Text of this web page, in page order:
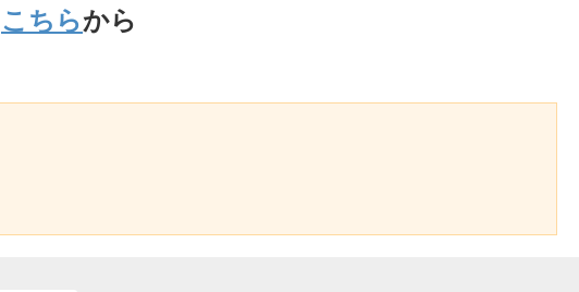
こちらから